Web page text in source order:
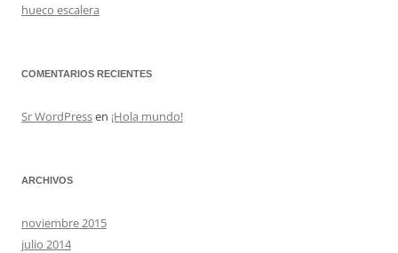
hueco escalera
COMENTARIOS RECIENTES
Sr WordPressen ¡Hola mundo!
ARCHIVOS
noviembre 2015
julio 2014